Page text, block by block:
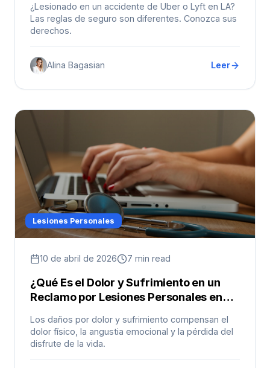
¿Lesionado en un accidente de Uber o Lyft en LA?
Las reglas de seguro son diferentes. Conozca sus
derechos.
Alina Bagasian Leer
Lesiones Personales
10 de abril de 2026 7 min read
¿Qué Es el Dolor y Sufrimiento en un
Reclamo por Lesiones Personales en
Los daños por dolor y sufrimiento compensan el
dolor físico, la angustia emocional y la pérdida del
disfrute de la vida.